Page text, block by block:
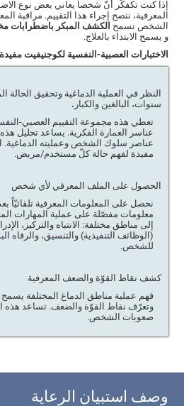
إذا كنت تكفكّر أنّ شخصاً يعاني بعض نوع
المعرفية، ننصح إجراء هذا التقييم. مراقبة
الشخص تسمح الكشف المبكر باضطرابات
و يسمح الابتداء بالعلاج.
الاختبارات العصبية-النفسية لكوجنيفيت
سنوات، البالغين والكبار.
تعطي هذه مجموعة التقييم العصبي-
عناسر العمارة الفكرية. يساعد تحليل
عناصر سلوك الشخص وعمليته الدماغية.
مفيدة لفهم حالة كلّ مستخدم/مريض.
الحصول على الملف المعرفي لأي شخص
نحصل على المعلومات المعرفية تلقائيّاً
معلومات مفصّلة على عملية المهارات
إلى مناطق مختلفة: الانتباه والتركيز،
(الوظائف التنفيذية) والتنسيق، والرفاه
للشخص.
كشف نقاط القوّة والضعف المعرفية
فهم عملية مناطق الدماغ المختلفة يسمح
وتعرّف نقاط القوّة والضعف. تساعد
صعوبات الشخص.
وصف استبيان الرعاية